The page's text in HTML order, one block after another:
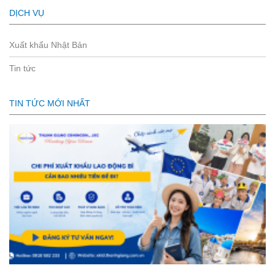
DỊCH VỤ
Xuất khẩu Nhật Bản
Tin tức
TIN TỨC MỚI NHẤT